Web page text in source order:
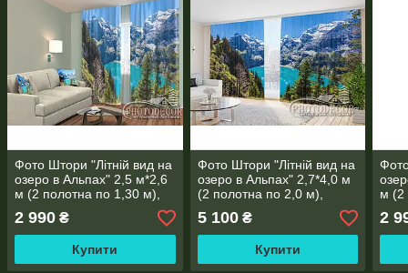
Фото Штори "Літній вид на
озеро в Альпах" 2,5 м*2,6
м (2 полотна по 1,30 м),
тасьма
2 990 ₴
Купити
Фото Штори "Літній вид на
озеро в Альпах" 2,7*4,0 м
(2 полотна по 2,0 м),
тасьма
5 100₴
Купити
м (2
2